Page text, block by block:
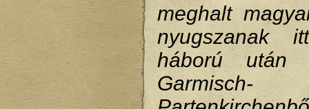
meghalt
nyugszanak
háború után
Garmisch-